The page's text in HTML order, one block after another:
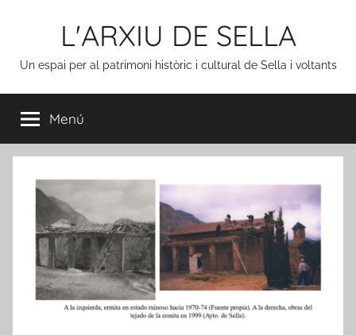
L'ARXIU DE SELLA
Un espai per al patrimoni històric i cultural de Sella i voltants
Menú